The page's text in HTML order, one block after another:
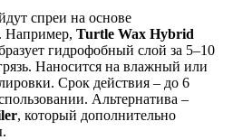
спреи на основе
Например, Turtle Wax Hybrid
гидрофобный слой за 5–10
Наносится на влажный или
Срок действия – до 6
Альтернатива –
, который дополнительно